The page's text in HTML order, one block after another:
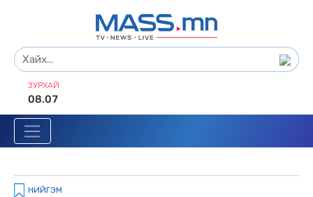
ЗУРХАЙ
08.07
НИЙГЭМ